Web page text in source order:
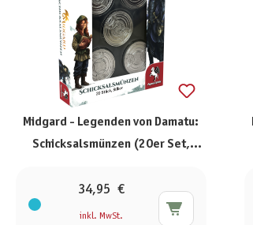
Midgard - Legenden von Damatu:
Schicksalsmünzen (20er Set,
34,95 €
inkl. MwSt.